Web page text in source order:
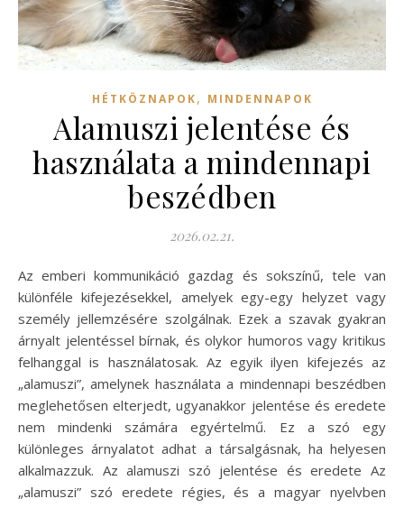
HÉTKÖZNAPOK, MINDENNAPOK
Alamuszi jelentése és
használata a mindennapi
beszédben
2026.02.21.
Az emberi kommunikáció gazdag és sokszínű, tele van
különféle kifejezésekkel, amelyek egy-egy helyzet vagy
személy jellemzésére szolgálnak. Ezek a szavak gyakran
árnyalt jelentéssel bírnak, és olykor humoros vagy kritikus
felhanggal is használatosak. Az egyik ilyen kifejezés az
„alamuszi”, amelynek használata a mindennapi beszédben
meglehetősen elterjedt, ugyanakkor jelentése és eredete
nem mindenki számára egyértelmű. Ez a szó egy
különleges árnyalatot adhat a társalgásnak, ha helyesen
alkalmazzuk. Az alamuszi szó jelentése és eredete Az
„alamuszi” szó eredete régies, és a magyar nyelvben